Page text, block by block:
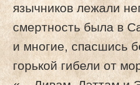
язычников лежали
смертность была в
и многие, спасшись
горькой гибели от